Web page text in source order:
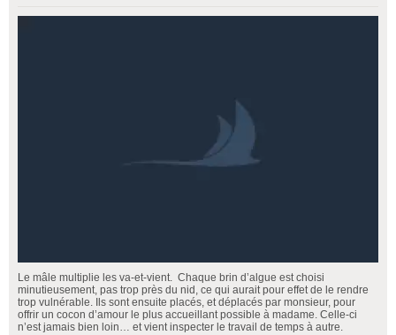
Le mâle multiplie les va-et-vient. Chaque brin d’algue est choisi
minutieusement, pas trop près du nid, ce qui aurait pour effet de le rendre
trop vulnérable. Ils sont ensuite placés, et déplacés par monsieur, pour
offrir un cocon d’amour le plus accueillant possible à madame. Celle-ci
n’est jamais bien loin… et vient inspecter le travail de temps à autre.